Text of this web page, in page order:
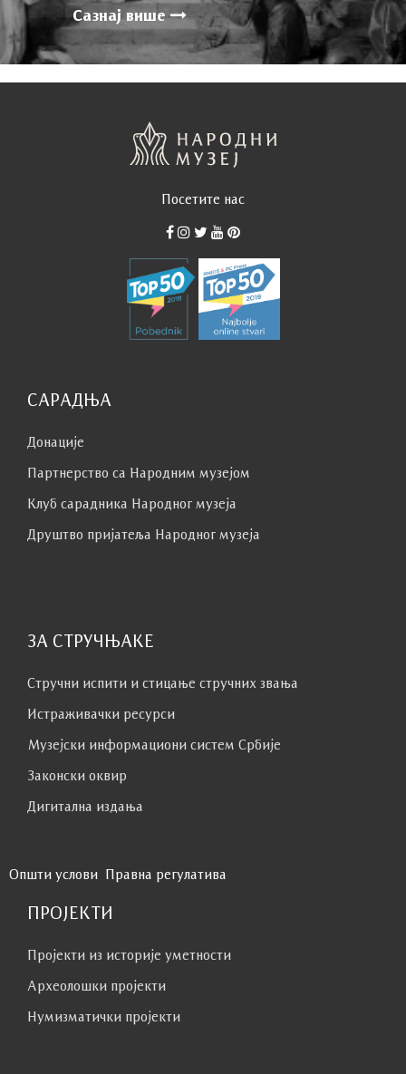
Сазнај више
Посетите нас
САРАДЊА
Донације
Партнерство са Народним музејoм
Клуб сaрaдникa Народног музеја
Друштво пријатеља Народног музеја
ЗА СТРУЧЊАКЕ
Стручни испити и стицање стручних звања
Истраживачки ресурси
Музејски информациони систем Србије
Законски оквир
Дигитална издања
Општи услови Правна регулатива
ПРОЈЕКТИ
Пројекти из историје уметности
Археолошки пројекти
Нумизматички пројекти